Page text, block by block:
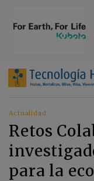
Actualidad
Retos
para la